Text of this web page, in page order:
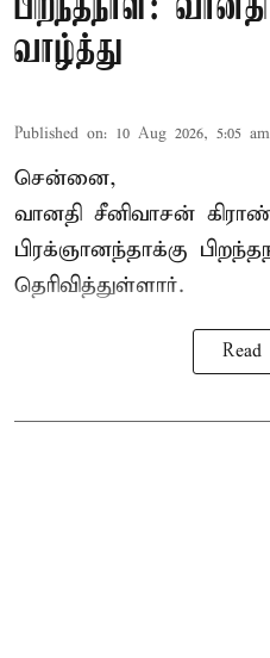
பிறந்தநாள்:
வாழ்த்து
Published on: 10 Aug 2026, 5:05 am
சென்னை,
வானதி சீனிவாசன்
பிரக்ஞானந்தாக்கு
தெரிவித்துள்ளார்.
Read